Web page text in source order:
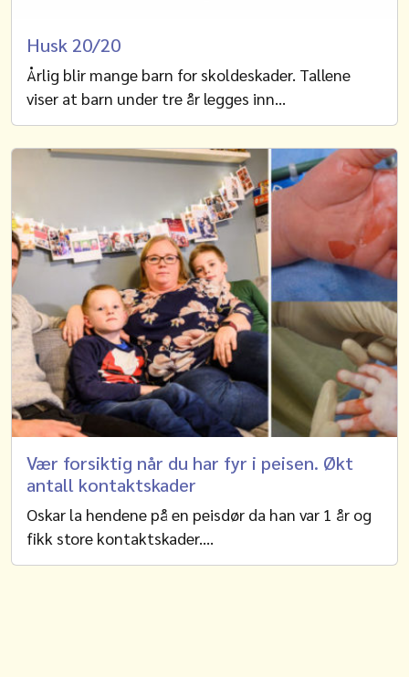
Husk 20/20
Årlig blir mange barn for skoldeskader. Tallene
viser at barn under tre år legges inn…
Vær forsiktig når du har fyr i peisen. Økt
antall kontaktskader
Oskar la hendene på en peisdør da han var 1 år og
fikk store kontaktskader.…